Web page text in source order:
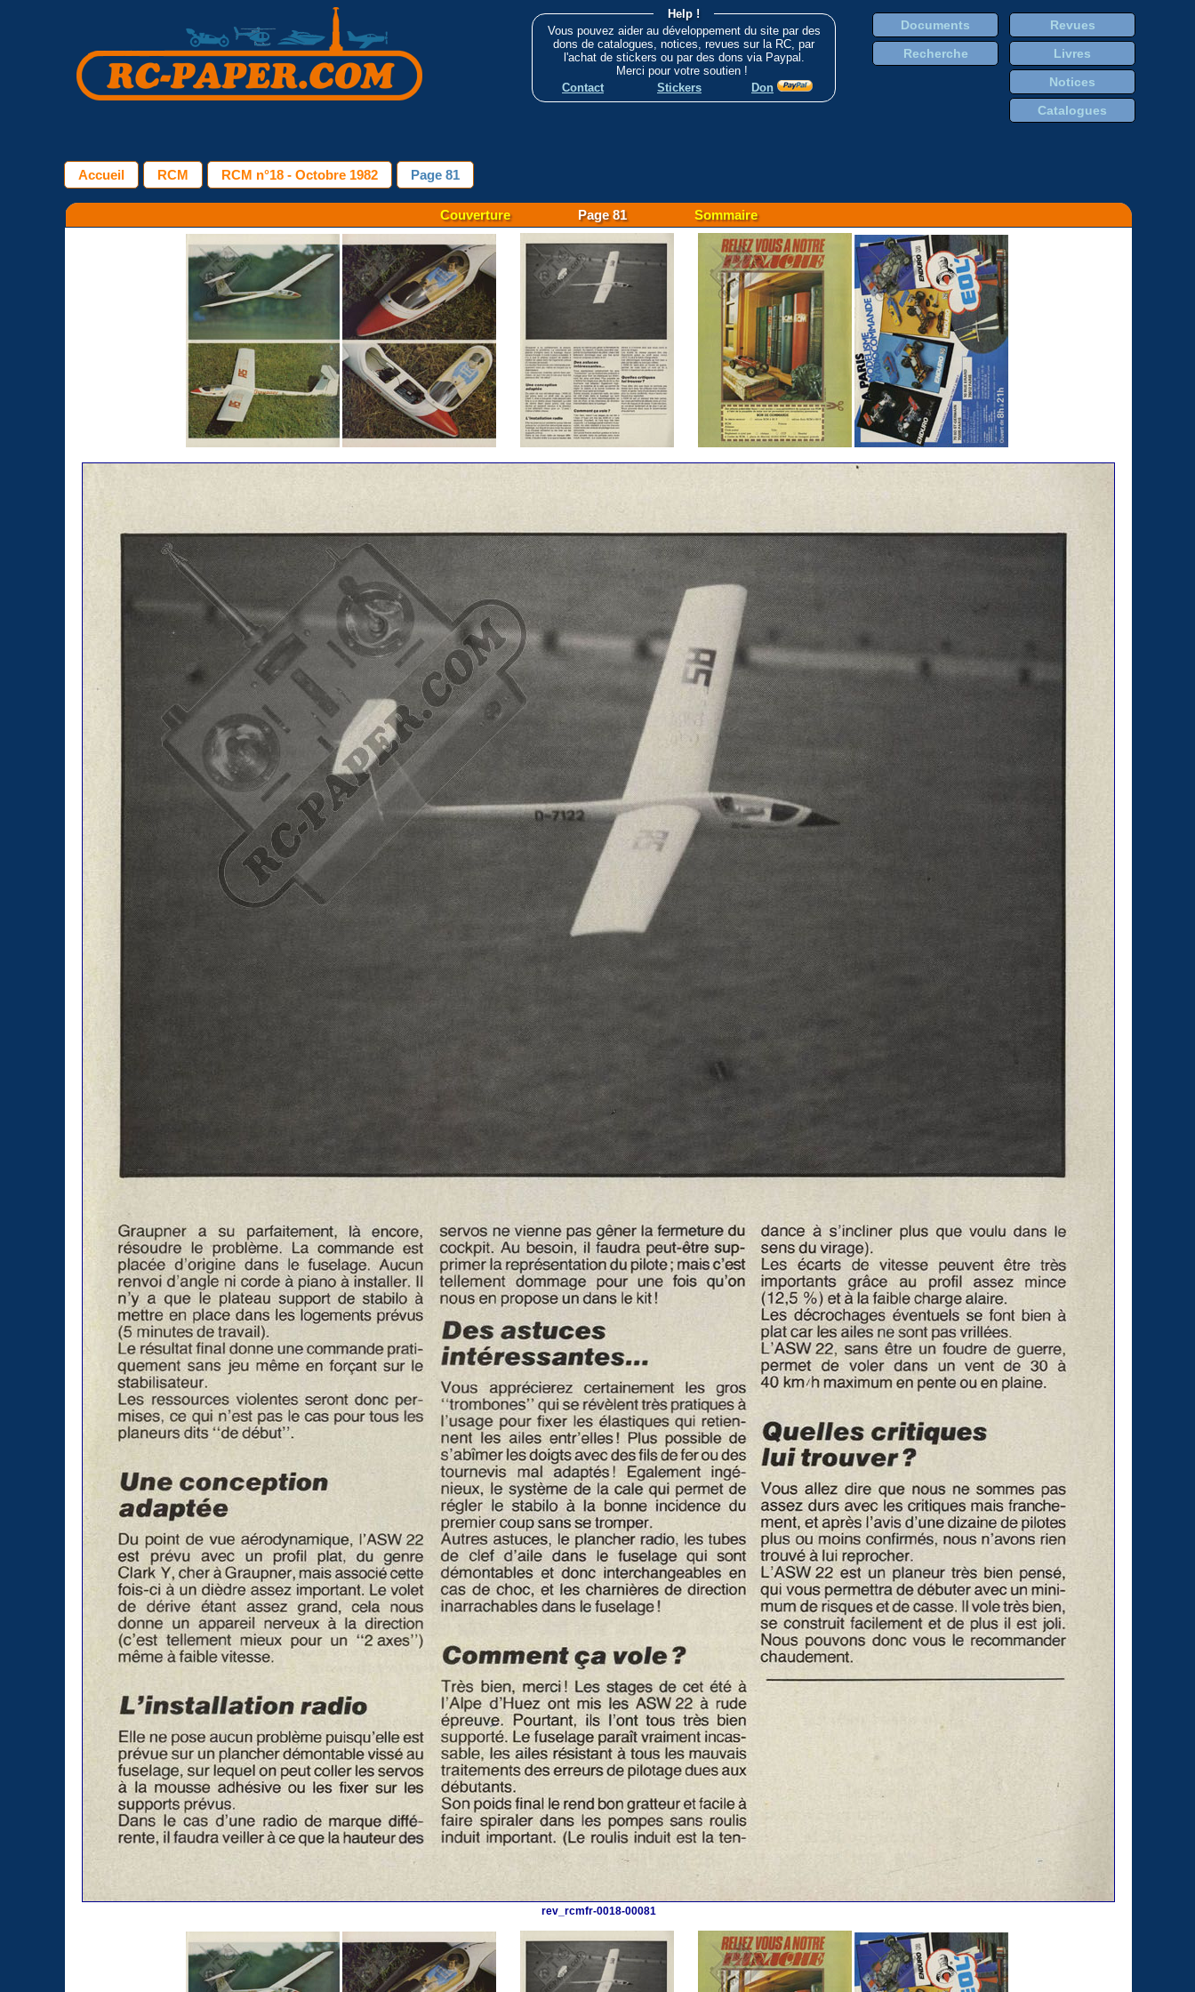
Help !
Vous pouvez aider au développement du site par des
dons de catalogues, notices, revues sur la RC, par
l'achat de stickers ou par des dons via Paypal.
Merci pour votre soutien !
Contact
Stickers Don
Documents
Recherche
Revues
Livres
Notices
Catalogues
Accueil RCM RCM n°18 - Octobre 1982 Page 81
CouverturePage 81 Sommaire
rev_rcmfr-0018-00081